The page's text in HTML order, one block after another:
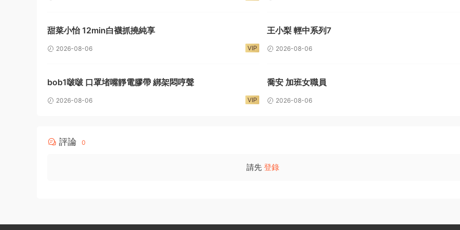
甜菜小怡 12min白襪抓撓純享
2026-08-06 VIP
王小梨 輕中系列7
2026-08-06
bob1啵啵 口罩堵嘴靜電膠帶 綁架悶哼聲
2026-08-06 VIP
喬安 加班女職員
2026-08-06
評論 0
請先 登錄